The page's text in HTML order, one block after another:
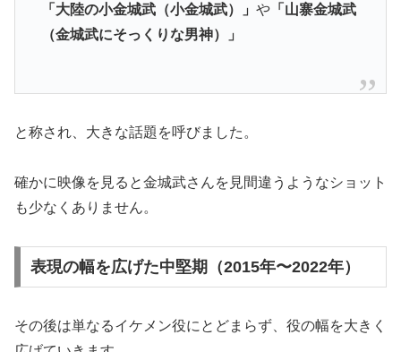
「大陸の小金城武（小金城武）」 や「山寨金城武
（金城武にそっくりな男神）」
と称され、大きな話題を呼びました。
確かに映像を見ると金城武さんを見間違うようなショット
も少なくありません。
表現の幅を広げた中堅期（2015年〜2022年）
その後は単なるイケメン役にとどまらず、役の幅を大きく